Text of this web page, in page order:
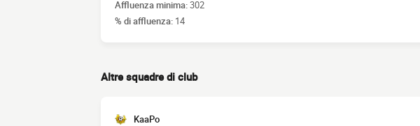
Affluenza minima:302
% di affluenza: 14
Altre squadre di club
KaaPo